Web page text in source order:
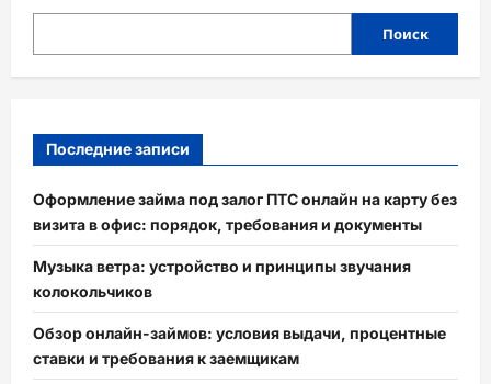
Поиск
Последние записи
Оформление займа под залог ПТС онлайн на карту без
визита в офис: порядок, требования и документы
Музыка ветра: устройство и принципы звучания
колокольчиков
Обзор онлайн-займов: условия выдачи, процентные
ставки и требования к заемщикам